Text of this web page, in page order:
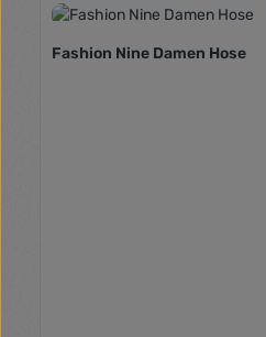
Produkt Anzahl:
Fashion Nine Damen Hose